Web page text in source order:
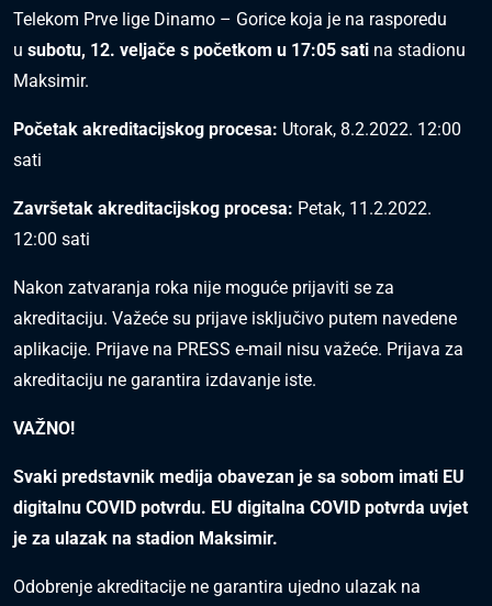
Telekom Prve lige Dinamo – Gorice koja je na rasporedu
u subotu, 12. veljače s početkom u 17:05 sati na stadionu
Maksimir.
Početak akreditacijskog procesa: Utorak, 8.2.2022. 12:00
sati
Završetak akreditacijskog procesa: Petak, 11.2.2022.
12:00 sati
Nakon zatvaranja roka nije moguće prijaviti se za
akreditaciju. Važeće su prijave isključivo putem navedene
aplikacije. Prijave na PRESS e-mail nisu važeće. Prijava za
akreditaciju ne garantira izdavanje iste.
VAŽNO!
Svaki predstavnik medija obavezan je sa sobom imati EU
digitalnu COVID potvrdu. EU digitalna COVID potvrda uvjet
je za ulazak na stadion Maksimir.
Odobrenje akreditacije ne garantira ujedno ulazak na